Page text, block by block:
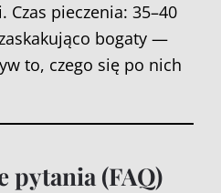
pieczenia: 35–40
bogaty —
to, czego się po nich
pytania (FAQ)